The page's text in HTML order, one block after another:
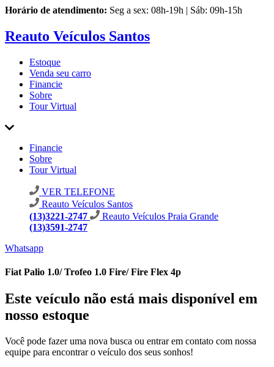
Horário de atendimento: Seg a sex: 08h-19h | Sáb: 09h-15h
Reauto Veículos Santos
Estoque
Venda seu carro
Financie
Sobre
Tour Virtual
Financie
Sobre
Tour Virtual
VER TELEFONE
Reauto Veículos Santos
(13)3221-2747
Reauto Veículos Praia Grande
(13)3591-2747
Whatsapp
Fiat Palio 1.0/ Trofeo 1.0 Fire/ Fire Flex 4p
Este veículo não está mais disponível em
nosso estoque
Você pode fazer uma nova busca ou entrar em contato com nossa
equipe para encontrar o veículo dos seus sonhos!